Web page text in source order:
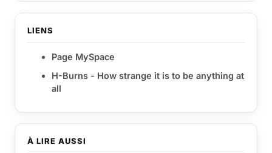
À LIRE AUSSI
LIENS
Page MySpace
H-Burns - How strange it is to be anything at
all